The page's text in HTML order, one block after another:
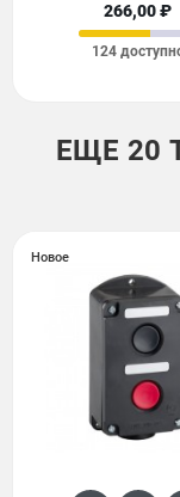
266,00 ₽
124
ЕЩЕ 20
Новое